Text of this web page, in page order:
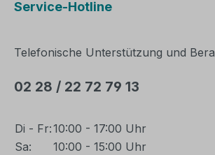
Service-Hotline
Telefonische Unterstützung und
02 28 / 22 72 79 13
Di - Fr:10:00 - 17:00 Uhr
Sa:
10:00 - 15:00 Uhr